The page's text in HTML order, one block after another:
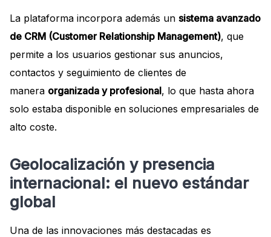
La plataforma incorpora además un sistema avanzado
de CRM (Customer Relationship Management), que
permite a los usuarios gestionar sus anuncios,
contactos y seguimiento de clientes de
manera organizada y profesional, lo que hasta ahora
solo estaba disponible en soluciones empresariales de
alto coste.
Geolocalización y presencia
internacional: el nuevo estándar
global
Una de las innovaciones más destacadas es